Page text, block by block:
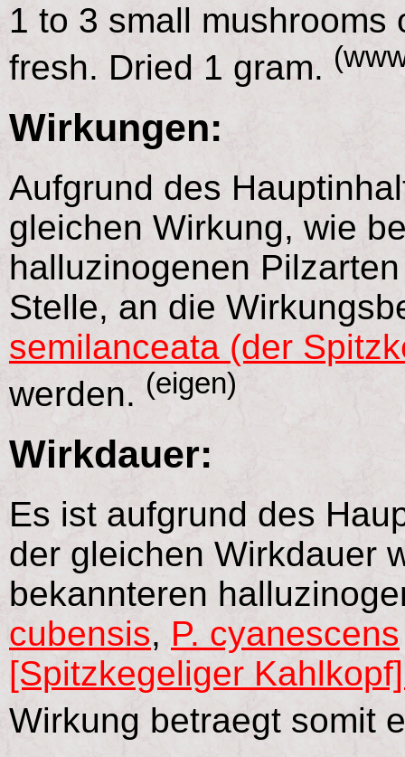
1 to 3 small mushrooms
fresh. Dried 1 gram.
Wirkungen:
Aufgrund des
gleichen Wirkung, wie
halluzinogenen
Stelle, an die
semilanceata (der
werden. (eigen)
Wirkdauer:
Es ist aufgrund des
der gleichen Wirkdauer
bekannteren
cubensis, P. cyanescens
[Spitzkegeliger
Wirkung betraegt somit